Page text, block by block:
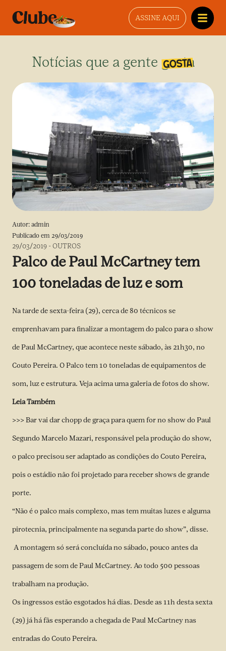
ASSINE AQUI
Notícias que a gente gosta
Autor: admin
Publicado em 29/03/2019
29/03/2019 -OUTROS
Palco de Paul McCartney tem
100 toneladas de luz e som
Na tarde de sexta-feira (29), cerca de 80 técnicos se
emprenhavam para finalizar a montagem do palco para o show
de Paul McCartney, que acontece neste sábado, às 21h30, no
Couto Pereira. O Palco tem 10 toneladas de equipamentos de
som, luz e estrutura. Veja acima uma galeria de fotos do show.
Leia Também
>>> Bar vai dar chopp de graça para quem for no show do Paul
Segundo Marcelo Mazari, responsável pela produção do show,
o palco precisou ser adaptado as condições do Couto Pereira,
pois o estádio não foi projetado para receber shows de grande
porte.
“Não é o palco mais complexo, mas tem muitas luzes e alguma
pirotecnia, principalmente na segunda parte do show”, disse.
A montagem só será concluída no sábado, pouco antes da
passagem de som de Paul McCartney. Ao todo 500 pessoas
trabalham na produção.
Os ingressos estão esgotados há dias. Desde as 11h desta sexta
(29) já há fãs esperando a chegada de Paul McCartney nas
entradas do Couto Pereira.